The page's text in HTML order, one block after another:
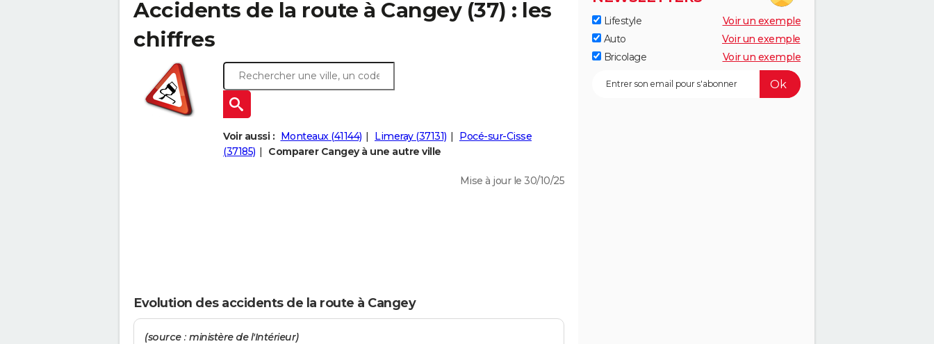
Accidents de la route à Cangey (37) : les
chiffres
Voir aussi : Monteaux (41144) Limeray (37131)
Pocé-sur-Cisse
(37185)
Comparer Cangey à une autre ville
Mise à jour le 30/10/25
Evolution des accidents de la route à Cangey
(source : ministère de l'Intérieur)
Lifestyle
Voir un exemple
Auto
Voir un exemple
Bricolage
Voir un exemple